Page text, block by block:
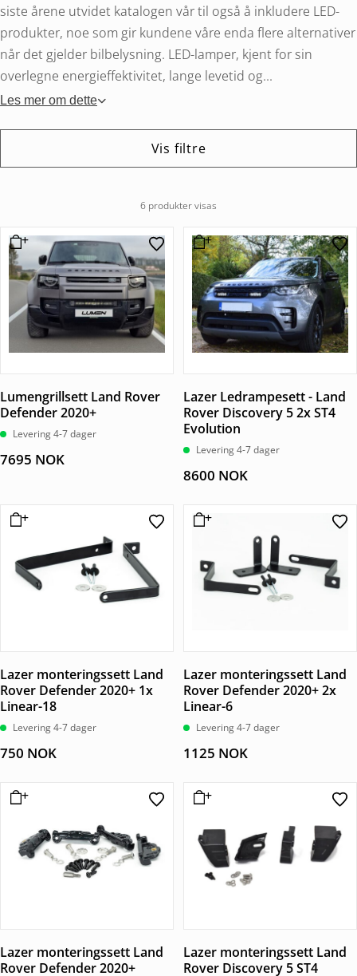
siste årene utvidet katalogen vår til også å inkludere LED-
produkter, noe som gir kundene våre enda flere alternativer
når det gjelder bilbelysning. LED-lamper, kjent for sin
overlegne energieffektivitet, lange levetid og...
Les mer om dette
Vis filtre
6 produkter visas
Lumengrillsett Land Rover
Defender 2020+
Levering 4-7 dager
7695 NOK
Lazer Ledrampesett - Land
Rover Discovery 5 2x ST4
Evolution
Levering 4-7 dager
8600 NOK
Lazer monteringssett Land
Rover Defender 2020+ 1x
Linear-18
Levering 4-7 dager
750 NOK
Lazer monteringssett Land
Rover Defender 2020+ 2x
Linear-6
Levering 4-7 dager
1125 NOK
Lazer monteringssett Land
Rover Defender 2020+
Lazer monteringssett Land
Rover Discovery 5 ST4